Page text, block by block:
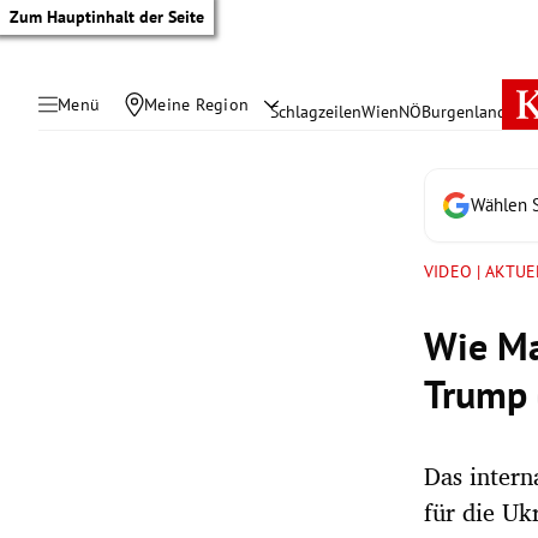
Zum Hauptinhalt der Seite
Menü Meine Region SchlagzeilenWienNÖBurgenland
Wählen
VIDEO |
Wie
Das
für die